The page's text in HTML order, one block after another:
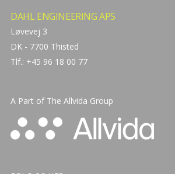
DAHL ENGINEERING APS
Løvevej 3
DK - 7700 Thisted
Tlf.: +45 96 18 00 77
A Part of The Allvida Group